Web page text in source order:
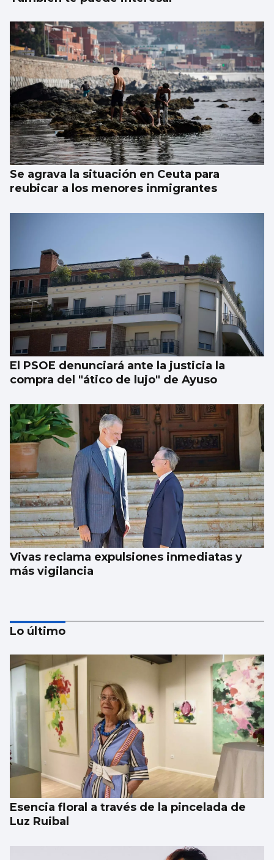
Se agrava la situación en Ceuta para
reubicar a los menores inmigrantes
El PSOE denunciará ante la justicia la
compra del "ático de lujo" de Ayuso
Vivas reclama expulsiones inmediatas y
más vigilancia
CRISIS MIGRATORIA
Los centenares de menores que siguen en
Ceuta, problema mayor vigente de la crisis
Lo último
Esencia floral a través de la pincelada de
Luz Ruibal